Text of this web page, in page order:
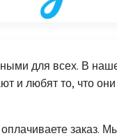
для всех. В
и любят то, что они
заказ.